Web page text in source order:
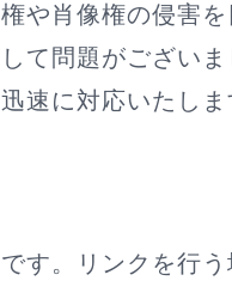
や肖像権の侵害
て問題がござい
速に対応いたしま
す。リンクを行